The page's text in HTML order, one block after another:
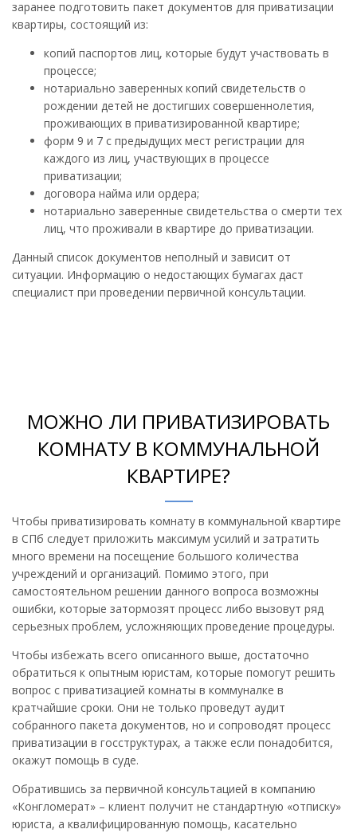
заранее подготовить пакет документов для приватизации
квартиры, состоящий из:
копий паспортов лиц, которые будут участвовать в
процессе;
нотариально заверенных копий свидетельств о
рождении детей не достигших совершеннолетия,
проживающих в приватизированной квартире;
форм 9 и 7 с предыдущих мест регистрации для
каждого из лиц, участвующих в процессе
приватизации;
договора найма или ордера;
нотариально заверенные свидетельства о смерти тех
лиц, что проживали в квартире до приватизации.
Данный список документов неполный и зависит от
ситуации. Информацию о недостающих бумагах даст
специалист при проведении первичной консультации.
МОЖНО ЛИ ПРИВАТИЗИРОВАТЬ
КОМНАТУ В КОММУНАЛЬНОЙ
КВАРТИРЕ?
Чтобы приватизировать комнату в коммунальной квартире
в СПб следует приложить максимум усилий и затратить
много времени на посещение большого количества
учреждений и организаций. Помимо этого, при
самостоятельном решении данного вопроса возможны
ошибки, которые затормозят процесс либо вызовут ряд
серьезных проблем, усложняющих проведение процедуры.
Чтобы избежать всего описанного выше, достаточно
обратиться к опытным юристам, которые помогут решить
вопрос с приватизацией комнаты в коммуналке в
кратчайшие сроки. Они не только проведут аудит
собранного пакета документов, но и сопроводят процесс
приватизации в госструктурах, а также если понадобится,
окажут помощь в суде.
Обратившись за первичной консультацией в компанию
«Конгломерат» – клиент получит не стандартную «отписку»
юриста, а квалифицированную помощь, касательно